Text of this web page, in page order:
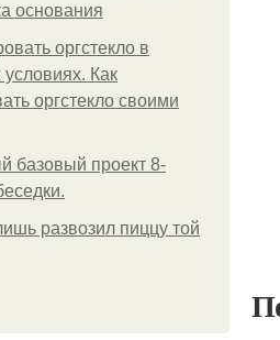
основания
оргстекло в
Как
оргстекло своими
базовый проект 8-
развозил пиццу той